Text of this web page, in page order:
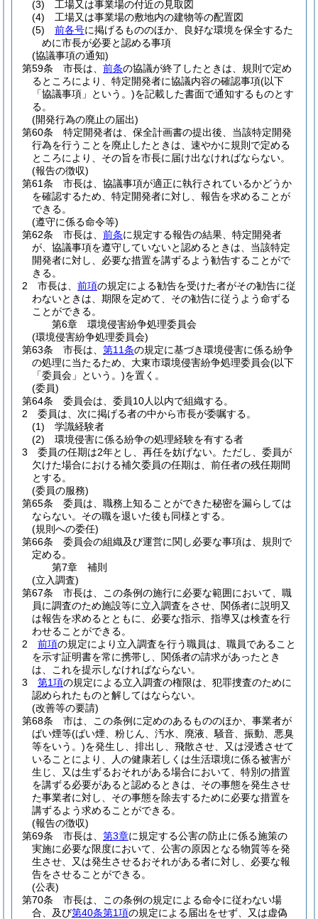
(3)
工場又は事業場の付近の見取図
(4)
工場又は事業場の敷地内の建物等の配置図
(5)
前各号に掲げるもののほか、良好な環境を保全するた
めに市長が必要と認める事項
(協議事項の通知)
第59条
市長は、 前条の協議が終了したときは、規則で定め
るところにより、特定開発者に協議内容の確認事項(以下
「協議事項」という。)を記載した書面で通知するものとす
る。
(開発行為の廃止の届出)
第60条
特定開発者は、保全計画書の提出後、当該特定開発
行為を行うことを廃止したときは、速やかに規則で定める
ところにより、その旨を市長に届け出なければならない。
(報告の徴収)
第61条
市長は、協議事項が適正に執行されているかどうか
を確認するため、特定開発者に対し、報告を求めることが
できる。
(遵守に係る命令等)
第62条
市長は、 前条に規定する報告の結果、特定開発者
が、協議事項を遵守していないと認めるときは、当該特定
開発者に対し、必要な措置を講ずるよう勧告することがで
きる。
2
市長は、 前項の規定による勧告を受けた者がその勧告に従
わないときは、期限を定めて、その勧告に従うよう命ずる
ことができる。
第6章
環境侵害紛争処理委員会
(環境侵害紛争処理委員会)
第63条
市長は、 第11条の規定に基づき環境侵害に係る紛争
の処理に当たるため、大東市環境侵害紛争処理委員会(以下
「委員会」という。)を置く。
(委員)
第64条
委員会は、委員10人以内で組織する。
2
委員は、次に掲げる者の中から市長が委嘱する。
(1)
学識経験者
(2)
環境侵害に係る紛争の処理経験を有する者
3
委員の任期は2年とし、再任を妨げない。 ただし、委員が
欠けた場合における補欠委員の任期は、前任者の残任期間
とする。
(委員の服務)
第65条
委員は、職務上知ることができた秘密を漏らしては
ならない。 その職を退いた後も同様とする。
(規則への委任)
第66条
委員会の組織及び運営に関し必要な事項は、規則で
定める。
第7章
補則
(立入調査)
第67条
市長は、この条例の施行に必要な範囲において、職
員に調査のため施設等に立入調査をさせ、関係者に説明又
は報告を求めるとともに、必要な指示、指導又は検査を行
わせることができる。
2
前項の規定により立入調査を行う職員は、職員であること
を示す証明書を常に携帯し、関係者の請求があったとき
は、これを提示しなければならない。
3
第1項の規定による立入調査の権限は、犯罪捜査のために
認められたものと解してはならない。
(改善等の要請)
第68条
市は、この条例に定めのあるもののほか、事業者が
ばい煙等(ばい煙、粉じん、汚水、廃液、騒音、振動、悪臭
等をいう。)を発生し、排出し、飛散させ、又は浸透させて
いることにより、人の健康若しくは生活環境に係る被害が
生じ、又は生ずるおそれがある場合において、特別の措置
を講ずる必要があると認めるときは、その事態を発生させ
た事業者に対し、その事態を除去するために必要な措置を
講ずるよう求めることができる。
(報告の徴収)
第69条
市長は、 第3章に規定する公害の防止に係る施策の
実施に必要な限度において、公害の原因となる物質等を発
生させ、又は発生させるおそれがある者に対し、必要な報
告をさせることができる。
(公表)
第70条
市長は、この条例の規定による命令に従わない場
合、及び第40条第1項の規定による届出をせず、又は虚偽